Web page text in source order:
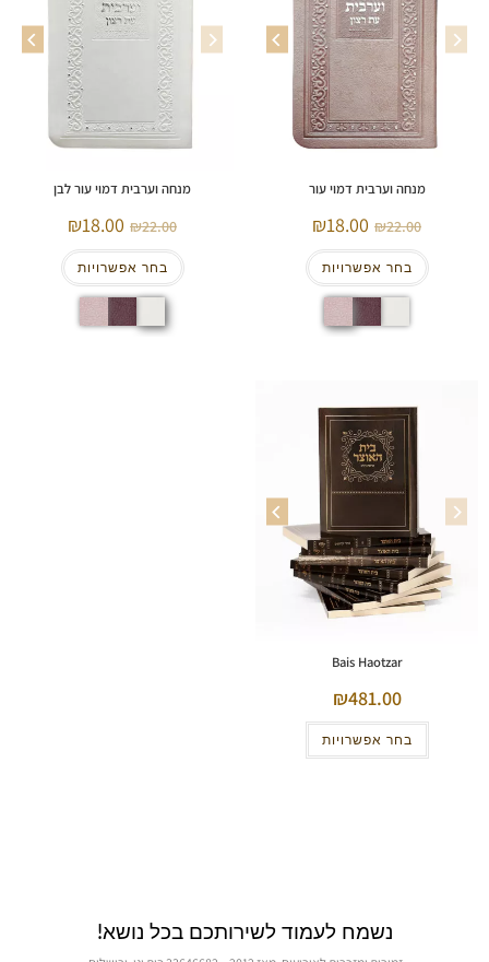
מנחה וערבית דמוי עור
22.00
18.00
בחר אפשרויות
מנחה וערבית דמוי עור לבן
22.00
18.00
בחר אפשרויות
Bais Haotzar
481.00
בחר אפשרויות
נשמח לעמוד לשירותכם בכל נושא!